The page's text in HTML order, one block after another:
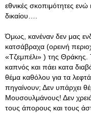
εθνικές σκοπιμότητες ενώ
δικαίου….
Όμως, κανέναν δεν μας
κατσάβραχα (ορεινή
«Τζεμπέλι» ) της Θράκης.
καπνός και πάει κατα
θέμα καθόλου για τα
πηγαίνουν; Δεν υπάρχει
Μουσουλμάνους! Δεν
τους άπορους και τους